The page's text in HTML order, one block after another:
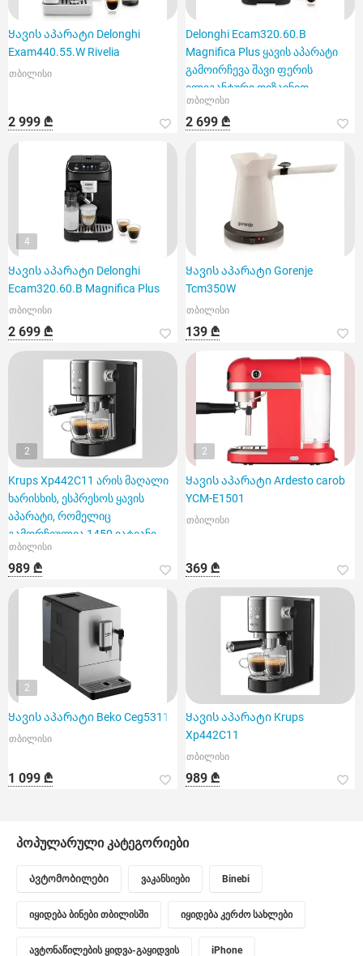
Ყავის აპარატი Delonghi
Exam440.55.W Rivelia
თბილისი
2 999 ₾
Delonghi Ecam320.60.B
Magnifica Plus ყავის აპარატი
გამოირჩევა შავი ფერის
ელეგანტური დიზაინით
თბილისი
2 699 ₾
4
Ყავის აპარატი Delonghi
Ecam320.60.B Magnifica Plus
თბილისი
2 699 ₾
Ყავის აპარატი Gorenje
Tcm350W
თბილისი
139 ₾
2
Krups Xp442C11 არის მაღალი
ხარისხის, ესპრესოს ყავის
აპარატი, რომელიც
გამორჩეულია 1450 ვატიანი
სიმძლა
თბილისი
989 ₾
2
Ყავის აპარატი Ardesto carob
YCM-E1501
თბილისი
369 ₾
2
Ყავის აპარატი Beko Ceg5311X
თბილისი
1 099 ₾
Ყავის აპარატი Krups
Xp442C11
თბილისი
989 ₾
პოპულარული კატეგორიები
Ავტომობილები ვაკანსიები Binebi
იყიდება ბინები თბილისში იყიდება კერძო სახლები
ავტონაწილების ყიდვა-გაყიდვის iPhone